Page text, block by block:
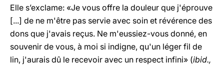
Elle s’exclame: «Je vous offre la douleur que j'éprouve
[...] de ne m'être pas servie avec soin et révérence des
dons que j'avais reçus. Ne m'eussiez-vous donné, en
souvenir de vous, à moi si indigne, qu'un léger fil de
lin, j'aurais dû le recevoir avec un respect infini» (ibid.,